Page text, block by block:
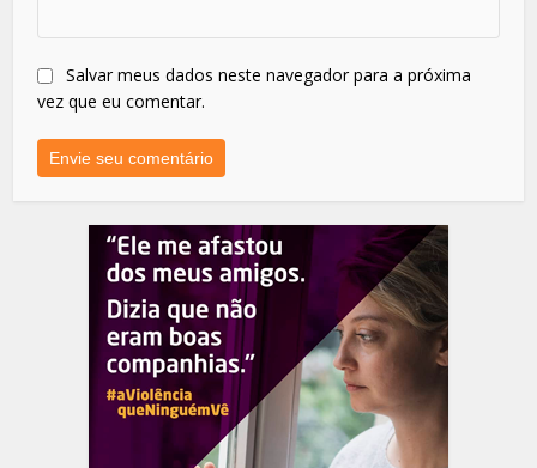
Salvar meus dados neste navegador para a próxima
vez que eu comentar.